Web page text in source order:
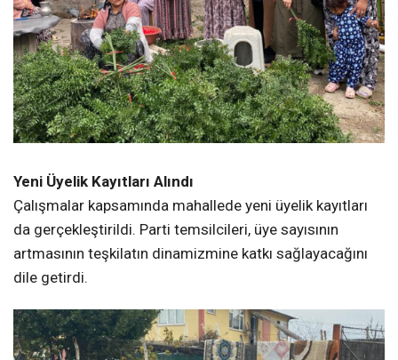
Yeni Üyelik Kayıtları Alındı
Çalışmalar kapsamında mahallede yeni üyelik kayıtları
da gerçekleştirildi. Parti temsilcileri, üye sayısının
artmasının teşkilatın dinamizmine katkı sağlayacağını
dile getirdi.